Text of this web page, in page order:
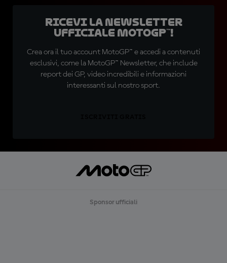
Ricevi la newsletter
ufficiale MotoGP™!
Crea ora il tuo account MotoGP™ e accedi a contenuti
esclusivi, come la MotoGP™ Newsletter, che include
report dei GP, video incredibili e informazioni
interessanti sul nostro sport.
Sponsor ufficiali